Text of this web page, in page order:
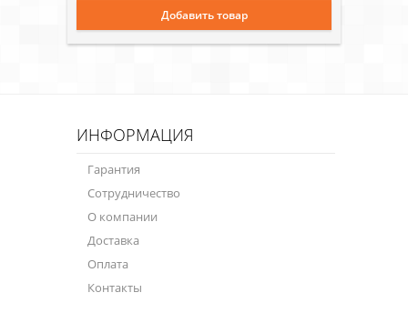
Добавить товар
ИНФОРМАЦИЯ
Гарантия
Сотрудничество
О компании
Доставка
Оплата
Контакты